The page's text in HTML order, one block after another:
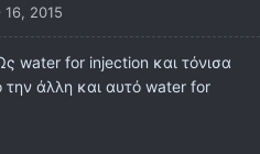
16, 2015
water for injection και τόνισα
την άλλη και αυτό water for